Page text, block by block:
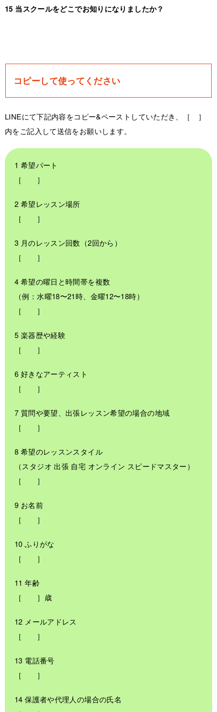
15 当スクールをどこでお知りになりましたか？
コピーして使ってください
LINEにて下記内容をコピー&ペーストしていただき、［ ］
内をご記入して送信をお願いします。
1 希望パート
［ ］
2 希望レッスン場所
［ ］
3 月のレッスン回数（2回から）
［ ］
4 希望の曜日と時間帯を複数
（例：水曜18〜21時、金曜12〜18時）
［ ］
5 楽器歴や経験
［ ］
6 好きなアーティスト
［ ］
7 質問や要望、出張レッスン希望の場合の地域
［ ］
8 希望のレッスンスタイル
（スタジオ 出張 自宅 オンライン スピードマスター）
［ ］
9 お名前
［ ］
10 ふりがな
［ ］
11 年齢
［ ］歳
12 メールアドレス
［ ］
13 電話番号
［ ］
14 保護者や代理人の場合の氏名